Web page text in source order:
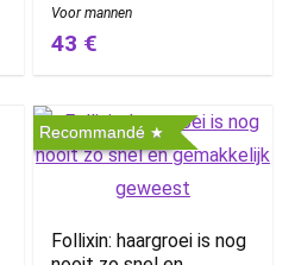
Voor mannen
43 €
Recommandé
Follixin: haargroei is nog